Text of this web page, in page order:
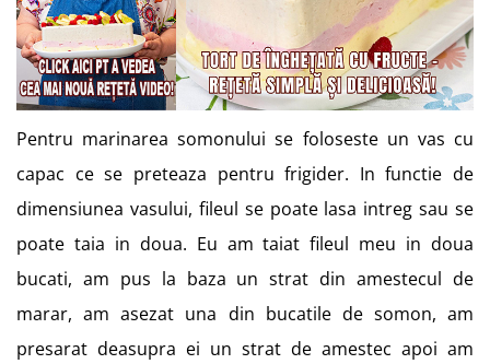
Pentru marinarea somonului se foloseste un vas cu
capac ce se preteaza pentru frigider. In functie de
dimensiunea vasului, fileul se poate lasa intreg sau se
poate taia in doua. Eu am taiat fileul meu in doua
bucati, am pus la baza un strat din amestecul de
marar, am asezat una din bucatile de somon, am
presarat deasupra ei un strat de amestec apoi am